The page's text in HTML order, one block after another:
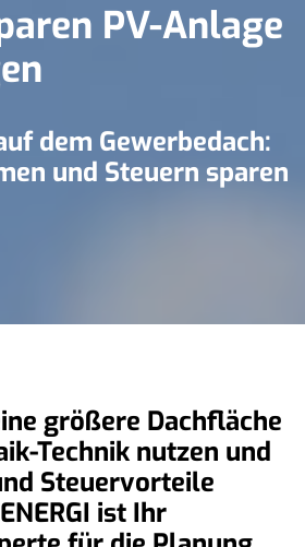
PV-Anlage
dem Gewerbedach:
und Steuern sparen
größere Dachfläche
Technik nutzen und
Steuervorteile
ist Ihr